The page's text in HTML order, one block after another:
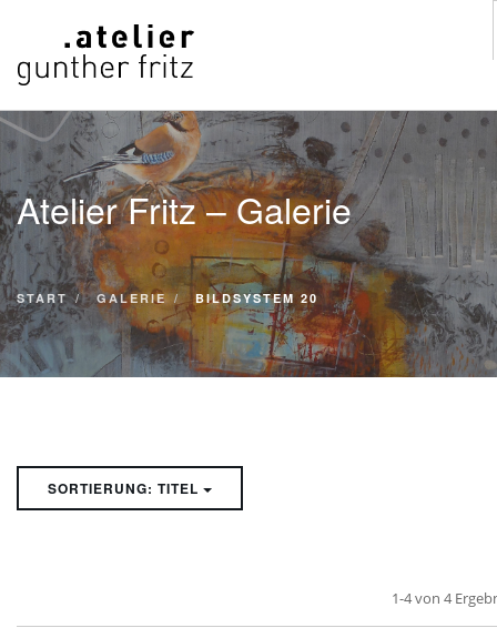
START
WERKE
VITA
KONTAKT
GALERIE
SUCHE
Atelier Fritz – Galerie
START GALERIE BILDSYSTEM 20
SORTIERUNG: TITEL
1-4 von 4